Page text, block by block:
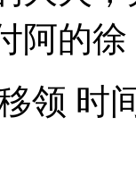
阿的徐
领 时